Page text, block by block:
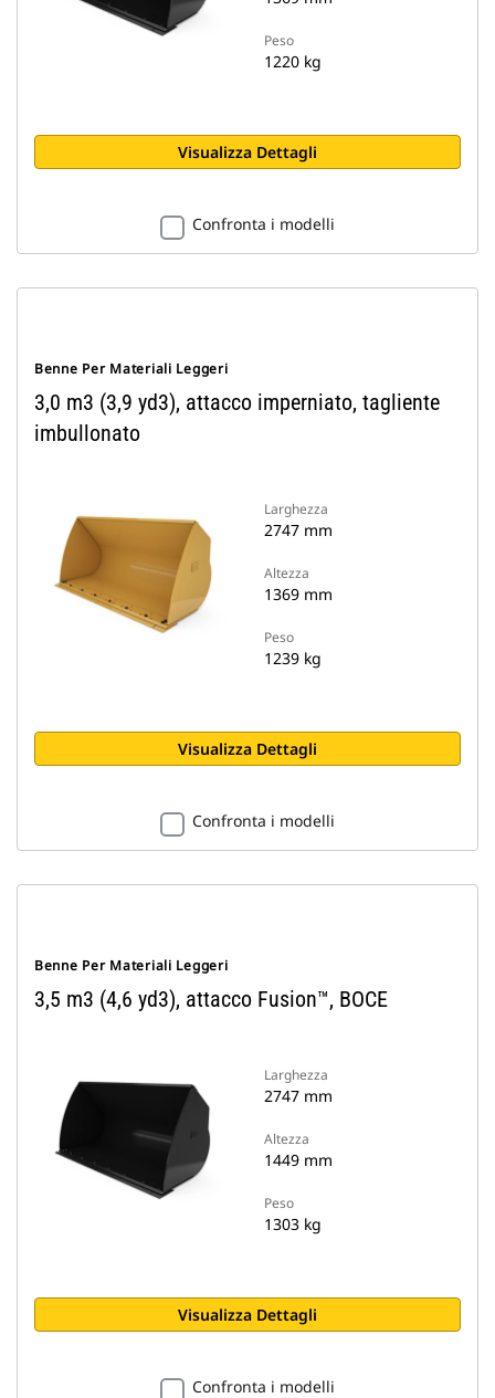
Peso
1220 kg
Visualizza Dettagli
Confronta i modelli
Benne Per Materiali Leggeri
3,0 m3 (3,9 yd3), attacco imperniato, tagliente
imbullonato
Larghezza
2747 mm
Altezza
1369 mm
Peso
1239 kg
Visualizza Dettagli
Confronta i modelli
Benne Per Materiali Leggeri
3,5 m3 (4,6 yd3), attacco Fusion™, BOCE
Larghezza
2747 mm
Altezza
1449 mm
Peso
1303 kg
Visualizza Dettagli
Confronta i modelli